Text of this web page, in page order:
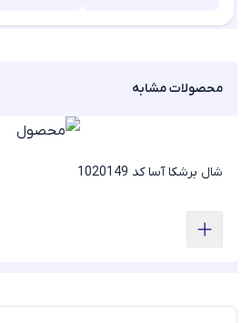
محصولات مشابه
شال برشکا آسا کد 1020149